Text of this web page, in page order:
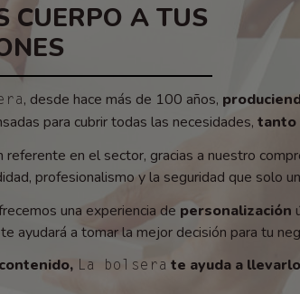
CUERPO A TUS
, desde hace más de 100 años,
para cubrir todas las necesidades, tanto
referente en el sector, gracias a nuestro
profesionalismo y la seguridad que solo
una experiencia de personalización
ayudará a tomar la mejor decisión para tu
La bolsera te ayuda a